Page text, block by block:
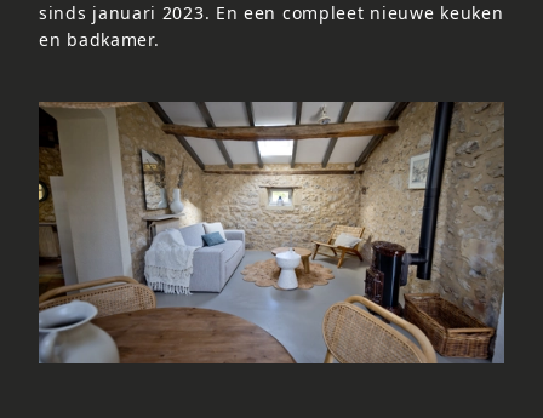
sinds januari 2023. En een compleet nieuwe keuken
en badkamer.